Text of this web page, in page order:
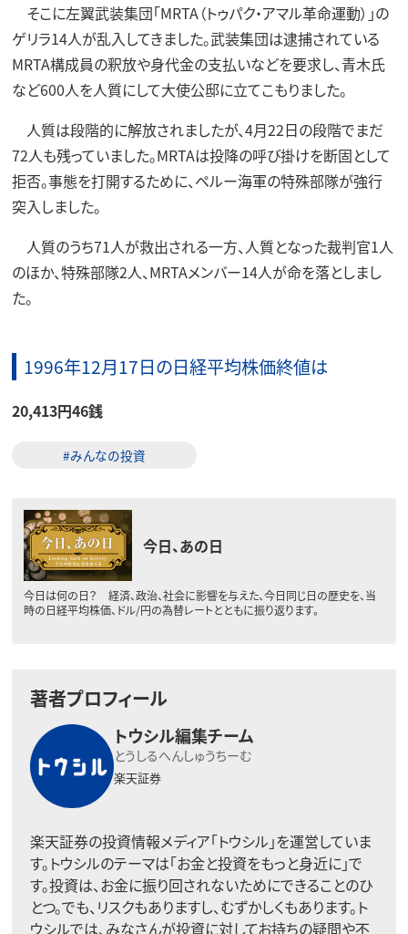
そこに左翼武装集団「MRTA（トゥパク・アマル革命運動）」の
ゲリラ14人が乱入してきました。武装集団は逮捕されている
MRTA構成員の釈放や身代金の支払いなどを要求し、青木氏
など600人を人質にして大使公邸に立てこもりました。
人質は段階的に解放されましたが、4月22日の段階でまだ
72人も残っていました。MRTAは投降の呼び掛けを断固として
拒否。事態を打開するために、ペルー海軍の特殊部隊が強行
突入しました。
人質のうち71人が救出される一方、人質となった裁判官1人
のほか、特殊部隊2人、MRTAメンバー14人が命を落としまし
た。
1996年12月17日の日経平均株価終値は
20,413円46銭
#みんなの投資
今日、あの日
今日は何の日？ 経済、政治、社会に影響を与えた、今日同じ日の歴史を、当
時の日経平均株価、ドル/円の為替レートとともに振り返ります。
著者プロフィール
トウシル編集チーム
とうしるへんしゅうちーむ
楽天証券
楽天証券の投資情報メディア「トウシル」を運営していま
す。トウシルのテーマは「お金と投資をもっと身近に」で
す。投資は、お金に振り回されないためにできることのひ
とつ。でも、リスクもありますし、むずかしくもあります。ト
ウシルでは、みなさんが投資に対してお持ちの疑問や不